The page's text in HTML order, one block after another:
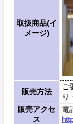
取扱商品(イ
メージ)
販売方法
ご
り
販売アクセ
ス
電